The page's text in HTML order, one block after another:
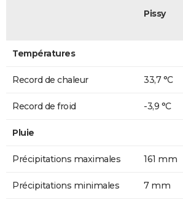
Pissy
Températures
Record de chaleur 33,7 °C
Record de froid -3,9 °C
Pluie
Précipitations maximales 161 mm
Précipitations minimales 7 mm